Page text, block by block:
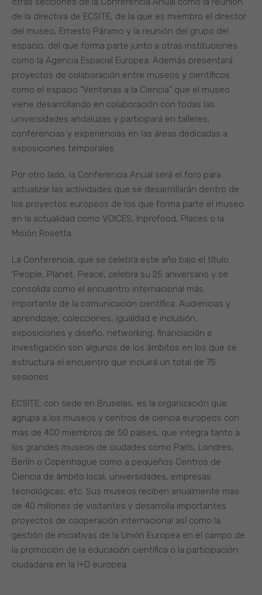
de la directiva de ECSITE, de la que es miembro el director
del museo, Ernesto Páramo y la reunión del grupo del
espacio, del que forma parte junto a otras instituciones
como la Agencia Espacial Europea. Además presentará
proyectos de colaboración entre museos y científicos
como el espacio “Ventanas a la Ciencia” que el museo
viene desarrollando en colaboración con todas las
universidades andaluzas y participará en talleres,
conferencias y experiencias en las áreas dedicadas a
exposiciones temporales.
Por otro lado, la Conferencia Anual será el foro para
actualizar las actividades que se desarrollarán dentro de
los proyectos europeos de los que forma parte el museo
en la actualidad como VOICES, Inprofood, Places o la
Misión Rosetta.
La Conferencia, que se celebra este año bajo el título
‘People, Planet, Peace’, celebra su 25 aniversario y se
consolida como el encuentro internacional más
importante de la comunicación científica. Audiencias y
aprendizaje, colecciones, igualdad e inclusión,
exposiciones y diseño, networking, financiación e
investigación son algunos de los ámbitos en los que se
estructura el encuentro que incluirá un total de 75
sesiones.
ECSITE, con sede en Bruselas, es la organización que
agrupa a los museos y centros de ciencia europeos con
mas de 400 miembros de 50 países, que integra tanto a
los grandes museos de ciudades como París, Londres,
Berlín o Copenhague como a pequeños Centros de
Ciencia de ámbito local, universidades, empresas
tecnológicas, etc. Sus museos reciben anualmente mas
de 40 millones de visitantes y desarrolla importantes
proyectos de cooperación internacional así como la
gestión de iniciativas de la Unión Europea en el campo de
la promoción de la educación científica o la participación
ciudadana en la I+D europea.